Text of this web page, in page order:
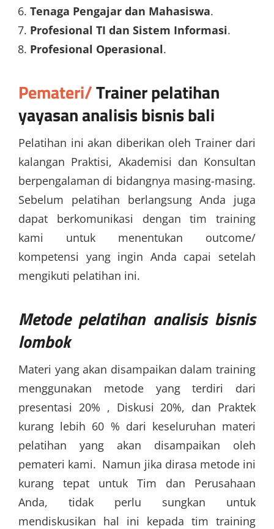
Tenaga Pengajar dan Mahasiswa.
Profesional TI dan Sistem Informasi.
Profesional Operasional.
Pemateri/Trainerpelatihan
yayasan analisis bisnis bali
Pelatihan ini akan diberikan oleh Trainer dari
kalangan Praktisi, Akademisi dan Konsultan
berpengalaman di bidangnya masing-masing.
Sebelum pelatihan berlangsung Anda juga
dapat berkomunikasi dengan tim training
kami untuk menentukan outcome/
kompetensi yang ingin Anda capai setelah
mengikuti pelatihan ini.
Metode pelatihan analisis bisnis
lombok
Materi yang akan disampaikan dalam training
menggunakan metode yang terdiri dari
presentasi 20% , Diskusi 20%, dan Praktek
kurang lebih 60 % dari keseluruhan materi
pelatihan yang akan disampaikan oleh
pemateri kami. Namun jika dirasa metode ini
kurang tepat untuk Tim dan Perusahaan
Anda, tidak perlu sungkan untuk
mendiskusikan hal ini kepada tim training